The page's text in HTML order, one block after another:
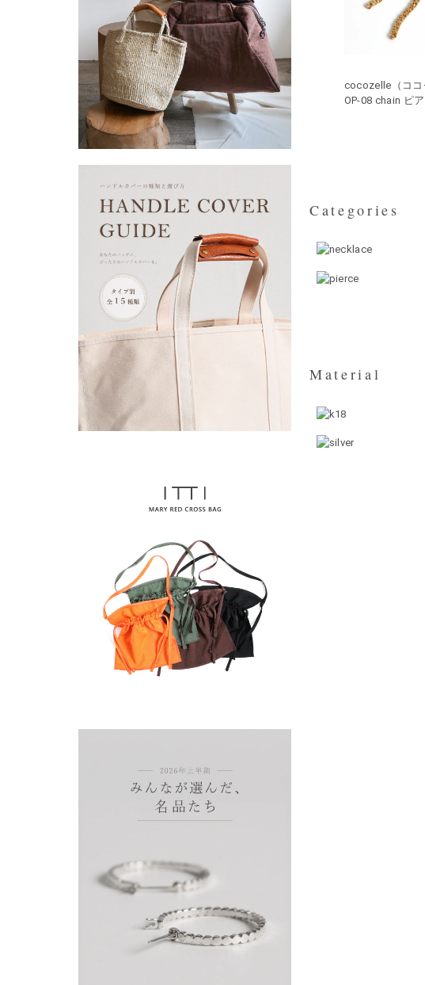
cocozelle（ココ
OP-08 chain ピ
Categories
Material